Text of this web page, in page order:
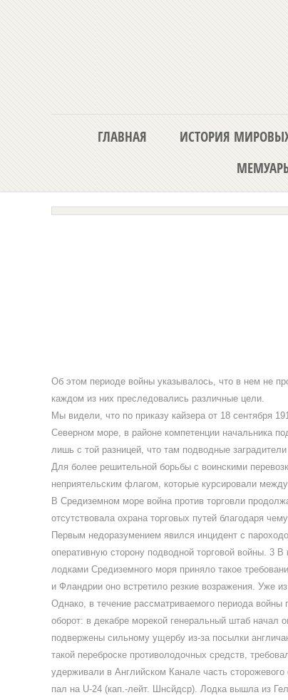
ГЛАВНАЯ ИСТОРИЯ
Об этом периоде войны указывалось, что в нем не
каждом из них преследовались различные цели.
Мы видели, что по приказу кайзера от 18 сентября
Северном море, в районе компетенции начальника
лишь с той разницей, что там подводные
Для более решительной борьбы с воинскими
неприятельским флагом, которые курсировали
В Средиземном море война против торговли
отсутствовала охрана торговых путей благодаря
Первым недоразумением явился инцидент с
оперативную сторону подводной торговой войны. 3
лодками Средиземного моря приняло такое
и Фландрии оно встретило резкие возражения. Уже
Однако, в течение рассматриваемого периода
оборот: в декабре морекой генеральный штаб начал
подвержены сильному ущербу из-за посылки
такой переброске противолодочных средств,
удерживали в Английском Канале часть
пал на U-24 (кап.-лейт. Шнсйдср). Лодка вышла из